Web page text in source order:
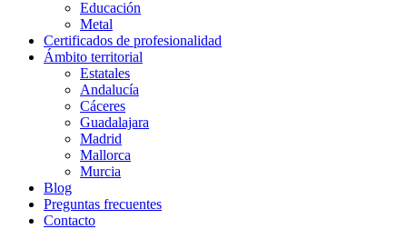
Educación
Metal
Certificados de profesionalidad
Ámbito territorial
Estatales
Andalucía
Cáceres
Guadalajara
Madrid
Mallorca
Murcia
Blog
Preguntas frecuentes
Contacto